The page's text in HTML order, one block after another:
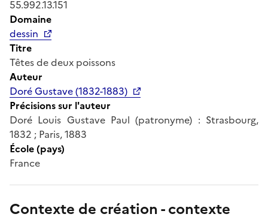
55.992.13.151
Domaine
dessin
Titre
Têtes de deux poissons
Auteur
Doré Gustave (1832-1883)
Précisions sur l'auteur
Doré Louis Gustave Paul (patronyme) : Strasbourg,
1832 ; Paris, 1883
École (pays)
France
Contexte de création - contexte